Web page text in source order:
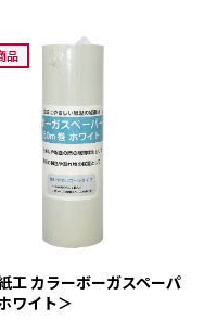
品
工 カラーボーガスペーパ
ワイト＞